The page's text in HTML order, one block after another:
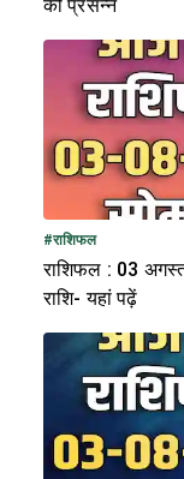
को प्रसन्न
#राशिफल
राशिफल : 03
राशि- यहां पढ़ें